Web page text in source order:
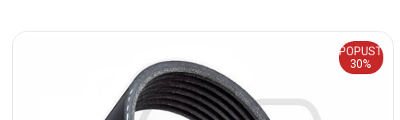
POPUST
30%